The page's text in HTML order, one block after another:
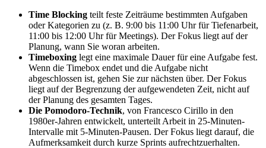
Time Blocking teilt feste Zeiträume bestimmten Aufgaben
oder Kategorien zu (z. B. 9:00 bis 11:00 Uhr für Tiefenarbeit,
11:00 bis 12:00 Uhr für Meetings). Der Fokus liegt auf der
Planung, wann Sie woran arbeiten.
Timeboxing legt eine maximale Dauer für eine Aufgabe fest.
Wenn die Timebox endet und die Aufgabe nicht
abgeschlossen ist, gehen Sie zur nächsten über. Der Fokus
liegt auf der Begrenzung der aufgewendeten Zeit, nicht auf
der Planung des gesamten Tages.
Die Pomodoro-Technik, von Francesco Cirillo in den
1980er-Jahren entwickelt, unterteilt Arbeit in 25-Minuten-
Intervalle mit 5-Minuten-Pausen. Der Fokus liegt darauf, die
Aufmerksamkeit durch kurze Sprints aufrechtzuerhalten.